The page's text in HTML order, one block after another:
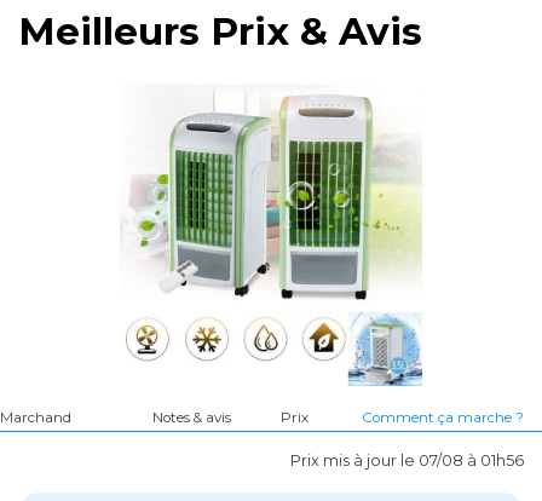
Meilleurs Prix & Avis
Marchand Notes & avis Prix Comment ça marche ?
Prix mis à jour le 07/08 à 01h56